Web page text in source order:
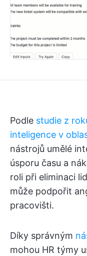
Podle studie z
inteligence v
nástrojů umělé
úsporu času a
roli při eliminaci
může podpořit
pracovišti.
Díky správným
mohou HR týmy